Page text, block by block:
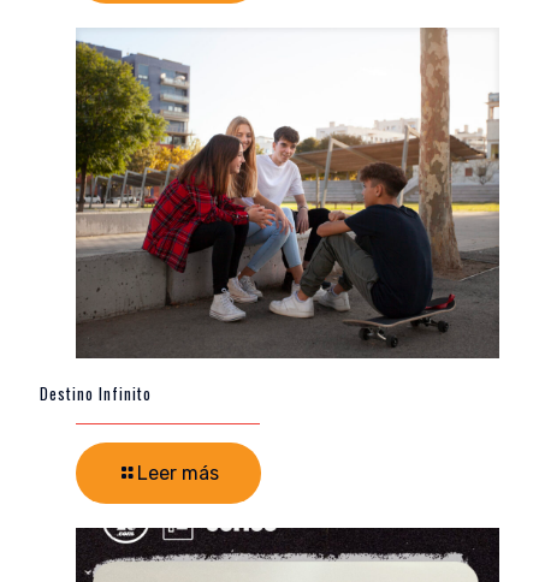
Destino Infinito
Leer más